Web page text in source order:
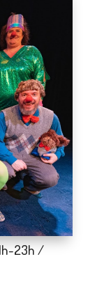
23h /